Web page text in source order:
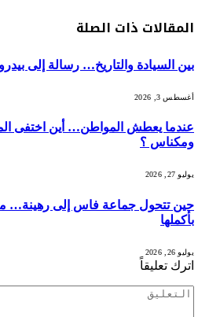
المقالات ذات الصلة
بين السيادة والتاريخ… رسالة إلى
أغسطس 3, 2026
عندما يعطش المواطن… أين اختفى
ومكناس ؟
يوليو 27, 2026
حين تتحول جماعة فاس إلى رهينة…
بأكملها
يوليو 26, 2026
اترك تعليقاً